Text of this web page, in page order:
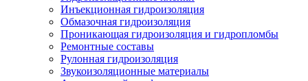
Инъекционная гидроизоляция
Обмазочная гидроизоляция
Проникающая гидроизоляция и гидропломбы
Ремонтные составы
Рулонная гидроизоляция
Звукоизоляционные материалы